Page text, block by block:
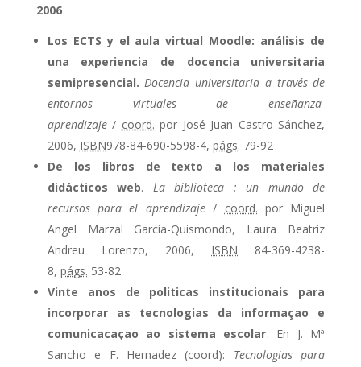
2006
Los ECTS y el aula virtual Moodle: análisis de
una experiencia de docencia universitaria
semipresencial. Docencia universitaria a través de
entornos virtuales de enseñanza-
aprendizaje/ coord. por José Juan Castro Sánchez,
2006, ISBN978-84-690-5598-4, págs. 79-92
De los libros de texto a los materiales
didácticos web. La biblioteca : un mundo de
recursos para el aprendizaje/ coord. por Miguel
Angel Marzal García-Quismondo, Laura Beatriz
Andreu Lorenzo, 2006, ISBN 84-369-4238-
8, págs. 53-82
Vinte anos de politicas institucionais para
incorporar as tecnologias da informaçao e
comunicacaçao ao sistema escolar. En J. Mª
Sancho e F. Hernadez (coord): Tecnologias para